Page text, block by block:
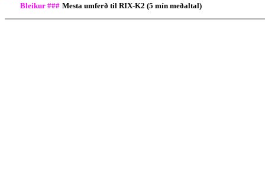
Bleikur ### Mesta umferð til RIX-K2 (5 mín meðaltal)